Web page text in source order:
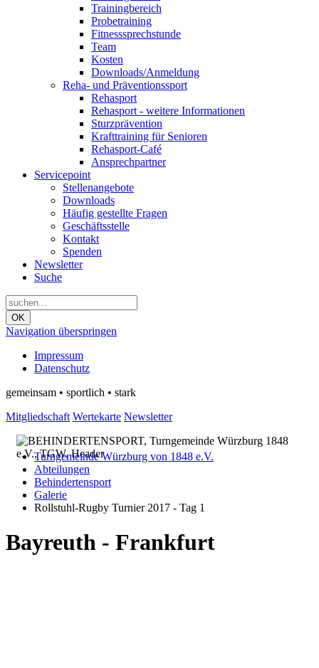
Trainingbereich
Probetraining
Fitnesssprechstunde
Team
Kosten
Downloads/Anmeldung
Reha- und Präventionssport
Rehasport
Rehasport - weitere Informationen
Sturzprävention
Krafttraining für Senioren
Rehasport-Café
Ansprechpartner
Servicepoint
Stellenangebote
Downloads
Häufig gestellte Fragen
Geschäftsstelle
Kontakt
Spenden
Newsletter
Suche
OK
Navigation überspringen
Impressum
Datenschutz
gemeinsam • sportlich • stark
Mitgliedschaft Wertekarte Newsletter
Turngemeinde Würzburg von 1848 e.V.
Abteilungen
Behindertensport
Galerie
Rollstuhl-Rugby Turnier 2017 - Tag 1
Bayreuth - Frankfurt